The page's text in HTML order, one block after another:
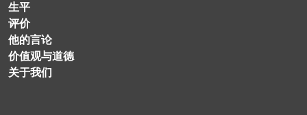
生平
评价
他的言论
价值观与道德
关于我们